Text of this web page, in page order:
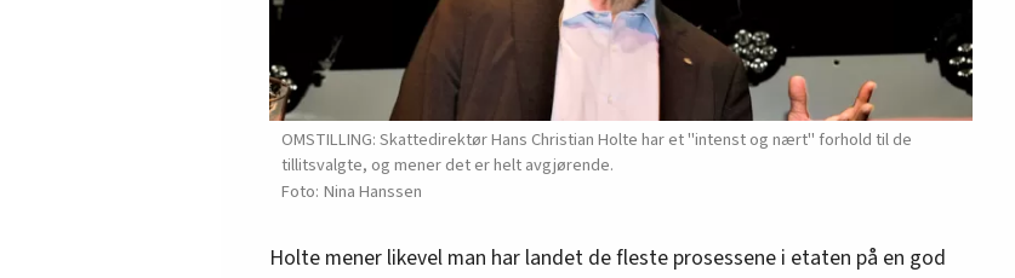
OMSTILLING: Skattedirektør Hans Christian Holte har et "intenst og nært" forhold til de
tillitsvalgte, og mener det er helt avgjørende.
Nina Hanssen
Holte mener likevel man har landet de fleste prosessene i etaten på en god